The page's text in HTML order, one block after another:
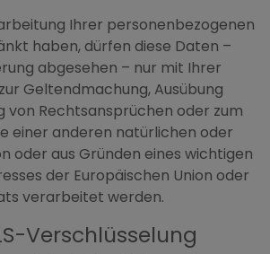
Ihrer personenbezogenen
haben, dürfen diese Daten –
abgesehen – nur mit Ihrer
Geltendmachung, Ausübung
von Rechtsansprüchen oder zum
einer anderen natürlichen oder
oder aus Gründen eines wichtigen
der Europäischen Union oder
verarbeitet werden.
Verschlüsselung